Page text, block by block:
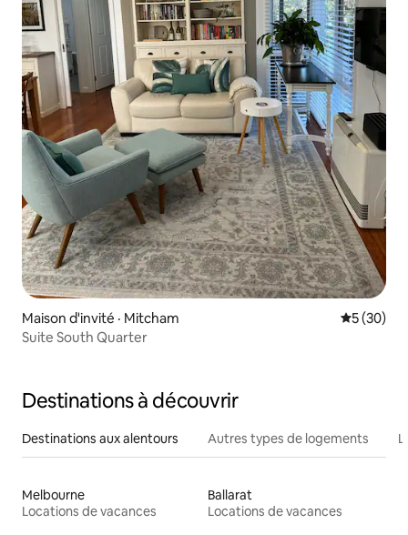
Maison d'invité · Mitcham Note
5 (30)
Suite South Quarter
Destinations à découvrir
Destinations aux alentours Autres types de logements
Melbourne
Locations de vacances
Ballarat
Locations de vacances